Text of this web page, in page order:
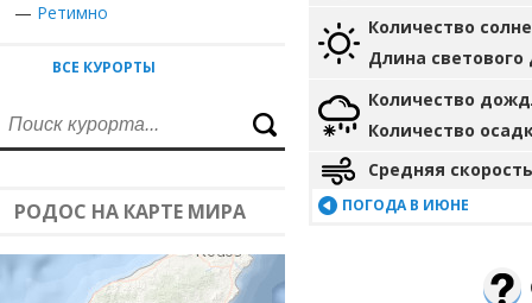
— Ретимно
ВСЕ КУРОРТЫ
РОДОС НА КАРТЕ МИРА
Количество
Длина светового
Количество
Количество
Средняя
ПОГОДА В ИЮНЕ